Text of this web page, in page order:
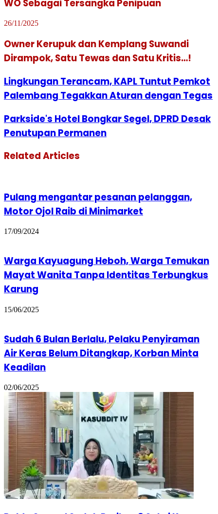
WO Sebagai Tersangka Penipuan
26/11/2025
Owner Kerupuk dan Kemplang Suwandi
Dirampok, Satu Tewas dan Satu Kritis…!
Lingkungan Terancam, KAPL Tuntut Pemkot
Palembang Tegakkan Aturan dengan Tegas
Parkside's Hotel Bongkar Segel, DPRD Desak
Penutupan Permanen
Related Articles
Pulang mengantar pesanan pelanggan,
Motor Ojol Raib di Minimarket
17/09/2024
Warga Kayuagung Heboh, Warga Temukan
Mayat Wanita Tanpa Identitas Terbungkus
Karung
15/06/2025
Sudah 6 Bulan Berlalu, Pelaku Penyiraman
Air Keras Belum Ditangkap, Korban Minta
Keadilan
02/06/2025